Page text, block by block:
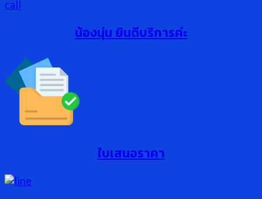
น้องนุ่น ยินดีบริการค่ะ
ใบเสนอราคา